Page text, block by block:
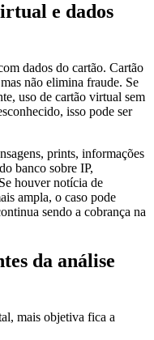
e dados
dados do cartão. Cartão
não elimina fraude. Se
uso de cartão virtual sem
isso pode ser
prints, informações
banco sobre IP,
houver notícia de
ampla, o caso pode
sendo a cobrança na
da análise
mais objetiva fica a